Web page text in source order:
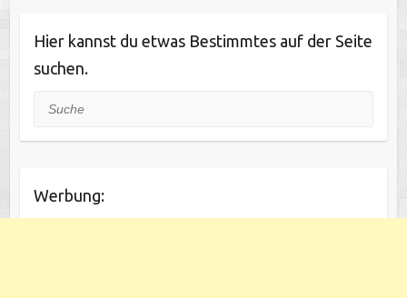
Hier kannst du etwas Bestimmtes auf der Seite
suchen.
Suche
Werbung: